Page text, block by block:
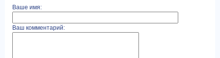
Ваше имя:
Ваш комментарий: